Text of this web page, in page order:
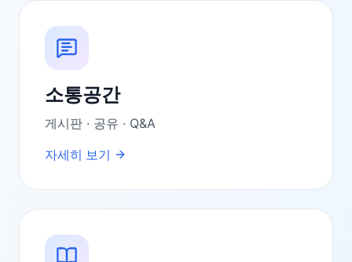
소통공간
게시판 · 공유 · Q&A
자세히 보기